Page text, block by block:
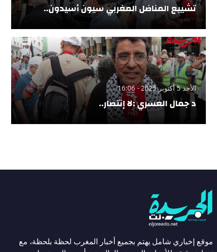
تشييع المناضل المغربي سيون أسيدون..
الأحد 5 أكتوبر 2025 - 16:06
د جمال العسري :لا إنتصار..
موقع إخباري شامل يهتم بجميع أخبار المغرب لحظة بلحظة، مع